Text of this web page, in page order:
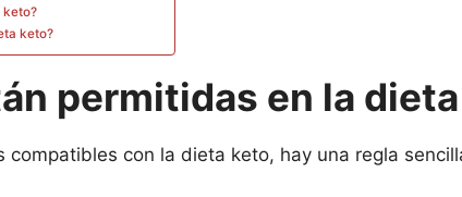
keto?
keto?
permitidas en la
con la dieta keto, hay una regla